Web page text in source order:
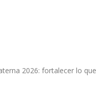
2026: fortalecer lo que